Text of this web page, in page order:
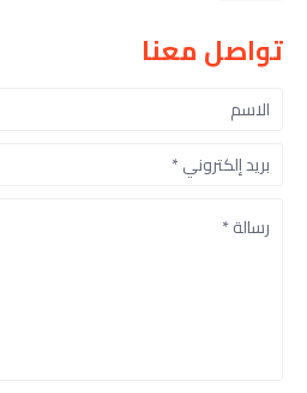
تواصل معنا